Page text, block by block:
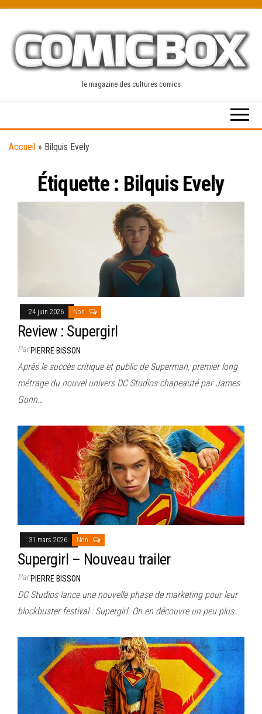
content
le magazine des cultures comics
Accueil » Bilquis Evely
Étiquette : Bilquis Evely
24 juin 2026 Non
Review : Supergirl
ParPIERRE BISSON
Après le succès critique et public de Superman, premier long
métrage du nouvel univers DC Studios chapeauté par James
Gunn…
31 mars 2026 Non
Supergirl – Nouveau trailer
ParPIERRE BISSON
DC Studios lance une nouvelle phase de marketing pour leur
blockbuster festival : Supergirl. On en découvre un peu plus…